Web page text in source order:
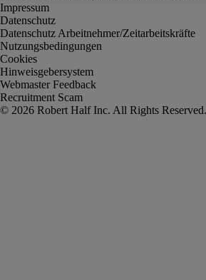
Impressum
Datenschutz
Datenschutz Arbeitnehmer/Zeitarbeitskräfte
Nutzungsbedingungen
Cookies
Hinweisgebersystem
Webmaster Feedback
Recruitment Scam